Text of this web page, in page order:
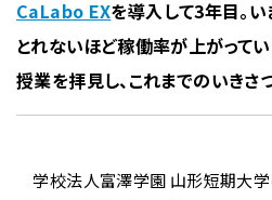
CaLabo EXを導入して3年目。
とれないほど稼働率が上がって
授業を拝見し、これまでのいきさ
学校法人富澤学園 山形短期大学